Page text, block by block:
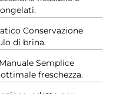
Conservazione
di brina.
Semplice
freschezza.